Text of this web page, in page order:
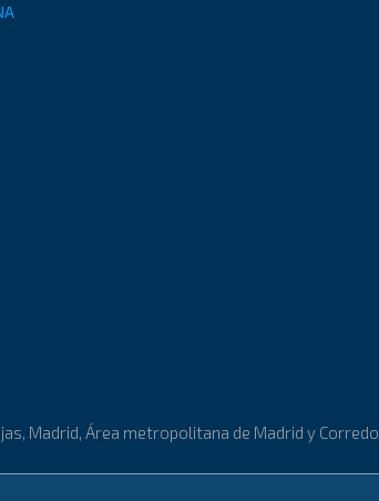
Madrid, Área metropolitana de Madrid y